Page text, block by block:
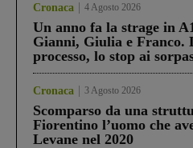
Cronaca 4 Agosto 2026
Un anno fa la strage in
Gianni, Giulia e Franco.
processo, lo stop ai
Cronaca 3 Agosto 2026
Scomparso da una
Fiorentino l’uomo che
Levane nel 2020